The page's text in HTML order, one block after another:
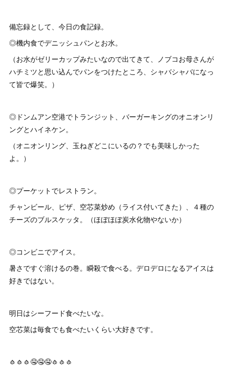
備忘録として、今日の食記録。
◎機内食でデニッシュパンとお水。
（お水がゼリーカップみたいなので出てきて、ノブコお母さんが
ハチミツと思い込んでパンをつけたところ、シャバシャバになっ
て皆で爆笑。）
◎ドンムアン空港でトランジット、バーガーキングのオニオンリ
ングとハイネケン。
（オニオンリング、玉ねぎどこにいるの？でも美味しかった
よ。）
◎プーケットでレストラン。
チャンビール、ピザ、空芯菜炒め（ライス付いてきた）、４種の
チーズのブルスケッタ。（ほぼほぼ炭水化物やないか）
◎コンビニでアイス。
暑さですぐ溶けるの巻。瞬殺で食べる。デロデロになるアイスは
好きではない。
明日はシーフード食べたいな。
空芯菜は毎食でも食べたいくらい大好きです。
🧄🧄🧄🤤🤤🤤🧄🧄🧄